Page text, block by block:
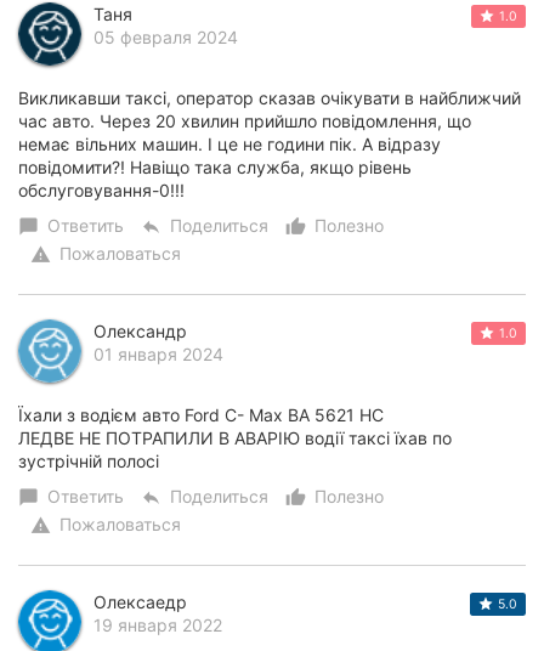
Таня
05 февраля 2024
1.0
Викликавши таксі, оператор сказав очікувати в найближчий
час авто. Через 20 хвилин прийшло повідомлення, що
немає вільних машин. І це не години пік. А відразу
повідомити?! Навіщо така служба, якщо рівень
обслуговування-0!!!
chat_bubble Ответить reply Поделиться thumb_up_alt
Полезно
warning Пожаловаться
Олександр
01 января 2024
1.0
Їхали з водієм авто Ford C- Max ВА 5621 НС
ЛЕДВЕ НЕ ПОТРАПИЛИ В АВАРІЮ водії таксі їхав по
зустрічній полосі
chat_bubble Ответить reply Поделиться thumb_up_alt
Полезно
warning Пожаловаться
Олексаедр
19 января 2022
5.0